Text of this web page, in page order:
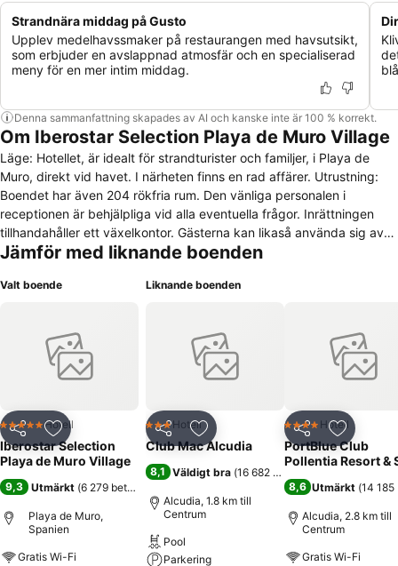
Strandnära middag på Gusto
Upplev medelhavssmaker på restaurangen med havsutsikt,
som erbjuder en avslappnad atmosfär och en specialiserad
meny för en mer intim middag.
Denna sammanfattning skapades av AI och kanske inte är 100 % korrekt.
Om Iberostar Selection Playa de Muro Village
Läge: Hotellet, är idealt för strandturister och familjer, i Playa de
Muro, direkt vid havet. I närheten finns en rad affärer. Utrustning:
Boendet har även 204 rökfria rum. Den vänliga personalen i
receptionen är behjälpliga vid alla eventuella frågor. Inrättningen
tillhandahåller ett växelkontor. Gästerna kan likaså använda sig av
internet-uppkopplingen (wifi) (gratis). Boendet erbjuder självklart
även en rad affärer. Dessutom finns här en härlig trädgård som
På hotellet erbjuds även barnpassningsservice, en biluthyrning,
medicinsk assistans, en kostnadspliktig roomservice som är öppen
dygnet runt och tvättservice. Aktiva resenärer som vill upptäcka
(avgiftsbelagt). Kostnadsfritt står till gäster förfogande
dagstidningen att finna. Det finns ett affärsområde med projektor
och blädderblock/pennor tillgängligt. Boende: För ett härligt klimat i
rummen finns både luftkonditionering och centralvärme att tillgå.
Från balkongen eller den privata terrassen till flesta rummens kan
gästerna avnjuta den partiella och mycket rogivande havsutsikten. I
rummen finns en kingsize-säng. För små gäster finns barnsängar.
Dessutom finns ett kassaskåp och en minibar tillgängligt, mot en
Jämför med liknande boenden
Valt boende
Dela Lägg till i Mina Favoriter
5 StjärnorHotell
Iberostar Selection
Playa de Muro Village
9,3 Utmärkt (6 279 betyg
Playa de Muro,
Spanien
Gratis Wi-Fi
Liknande boenden
Dela Lägg till i Mina Favoriter
3 Stjärnor
Hotell
Club Mac Alcudia
8,1 Väldigt bra (16 682 betyg
Alcudia, 1.8 km till
Centrum
Pool
Parkering
Dela Lägg till
4 StjärnorHotell
PortBlue Club
Pollentia Resort &
8,6 Utmärkt (14
Alcudia, 2.8 km till
Centrum
Gratis Wi-Fi